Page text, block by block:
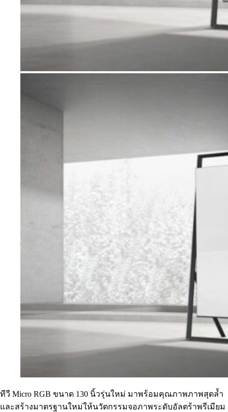
ทีวี Micro RGB ขนาด 130 นิ้วรุ่นใหม่ มาพร้อมคุณภาพภาพสุดล้ำ
และสร้างมาตรฐานใหม่ให้นวัตกรรมจอภาพระดับอัลตร้าพรีเมียม